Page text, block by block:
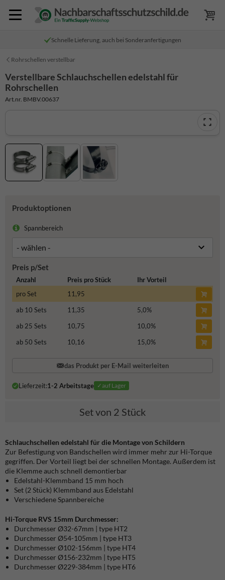
Schnelle Lieferung, auch bei Sonderanfertigungen
Rohrschellen verstellbar
Verstellbare Schlauchschellen edelstahl für
Rohrschellen
Art.nr. BMBV.00637
Produktoptionen
Spannbereich
Preis p/Set
Anzahl Preis pro Stück
Ihr Vorteil
pro Set
11,95
ab 10 Sets
11,35 5,0%
ab 25 Sets
10,75 10,0%
ab 50 Sets
10,16 15,0%
das Produkt per E-Mail weiterleiten
Lieferzeit:1-2 Arbeitstage ✓auf Lager
Set von 2 Stück
Schlauchschellen edelstahl für die Montage von Schildern
Zur Befestigung von Bandschellen wird immer mehr zur Hi-Torque
gegriffen. Der Vorteil liegt bei der schnellen Montage. Außerdem ist
die Klemme auch schnell demontierbar
Edelstahl-Klemmband 15 mm hoch
Set (2 Stück) Klemmband aus Edelstahl
Verschiedene Spannbereiche
Hi-Torque RVS 15mm Durchmesser:
Durchmesser Ø32-67mm | type HT2
Durchmesser Ø54-105mm | type HT3
Durchmesser Ø102-156mm | type HT4
Durchmesser Ø156-232mm | type HT5
Durchmesser Ø229-384mm | type HT6